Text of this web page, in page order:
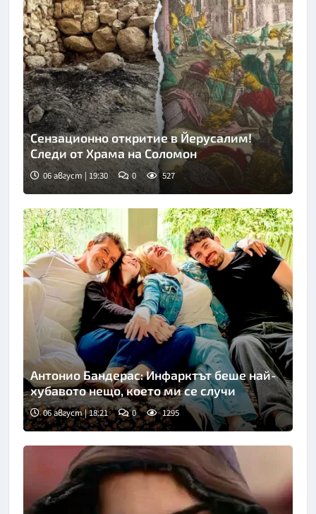
Снимка: Fox news
Сензационно откритие в Йерусалим!
Следи от Храма на Соломон
06 август | 19:30 0 527
Снимка: Инстаграм
Антонио Бандерас: Инфарктът беше най-
хубавото нещо, което ми се случи
06 август | 18:21 0 1295